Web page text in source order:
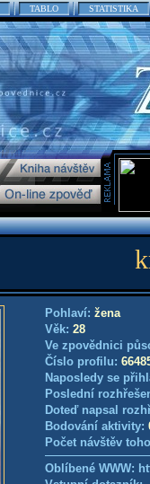
TABLO STATISTIKA
Pohlaví: žena
Věk: 28
Ve zpovědnici
Číslo profilu:
Naposledy se
Poslední
Doteď napsal
Bodování aktivity:
Počet návštěv
Oblíbené WWW: